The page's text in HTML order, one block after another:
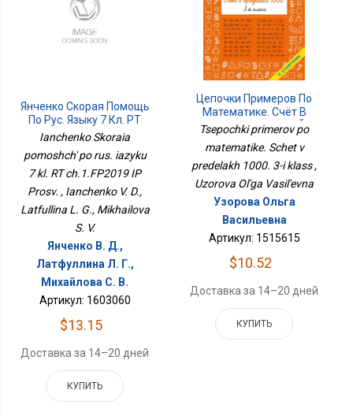
Янченко Скорая Помощь
По Рус. Языку 7 Кл. РТ
Ч.1.ФП2019 ИП Просв.
Ianchenko Skoraia
pomoshch' po rus. iazyku
7 kl. RT ch.1.FP2019 IP
Prosv. , Ianchenko V. D.,
Latfullina L. G., Mikhailova
S. V.
Янченко В. Д.,
Латфуллина Л. Г.,
Михайлова С. В.
Артикул: 1603060
$13.15
Доставка за 14–20 дней
КУПИТЬ
Цепочки Примеров По
Математике. Счёт В
Пределах 1000. 3-Й
Класс
Tsepochki primerov po
matematike. Schet v
predelakh 1000. 3-i klass ,
Uzorova Ol'ga Vasil'evna
Узорова Ольга
Васильевна
Артикул: 1515615
$10.52
Доставка за 14–20 дней
КУПИТЬ